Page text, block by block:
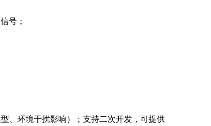
号；
、环境干扰影响）；支持二次开发，可提供